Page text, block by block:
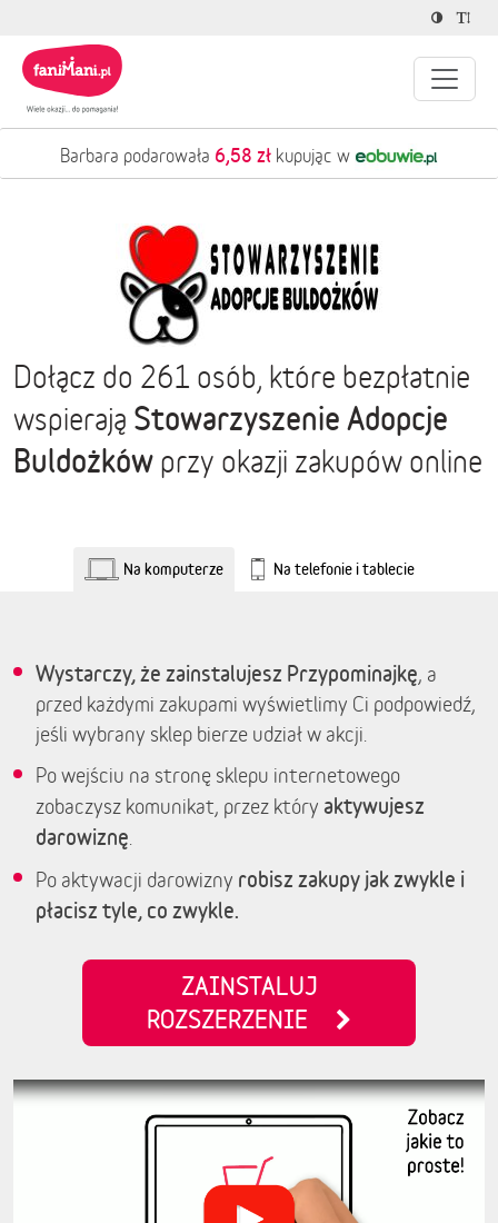
Barbara podarowała 6,58 zł kupując w
Dołącz do 261 osób, które bezpłatnie
wspierają Stowarzyszenie Adopcje
Buldożków przy okazji zakupów online
Na komputerze Na telefonie i tablecie
Wystarczy, że zainstalujesz Przypominajkę, a
przed każdymi zakupami wyświetlimy Ci podpowiedź,
jeśli wybrany sklep bierze udział w akcji.
Po wejściu na stronę sklepu internetowego
zobaczysz komunikat, przez który aktywujesz
darowiznę
Po aktywacji darowizny robisz zakupy jak zwykle i
płacisz tyle, co zwykle.
ZAINSTALUJ
ROZSZERZENIE